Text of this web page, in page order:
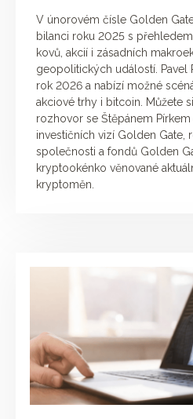
V únorovém čísle Golden
bilanci roku 2025 s
kovů, akcií i zásadních
geopolitických událostí. Pavel
rok 2026 a nabízí možné
akciové trhy i bitcoin. Můžete
rozhovor se Štěpánem
investičních vizí Golden Gate,
společnosti a fondů Golden
kryptookénko věnované
kryptoměn.